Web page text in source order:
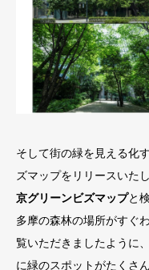
そして街の緑を見える化
ズマップをリリースいた
京グリーンビズマップと
多摩の森林の場所がすぐ
覧いただきましたように
に緑のスポットがたくさ